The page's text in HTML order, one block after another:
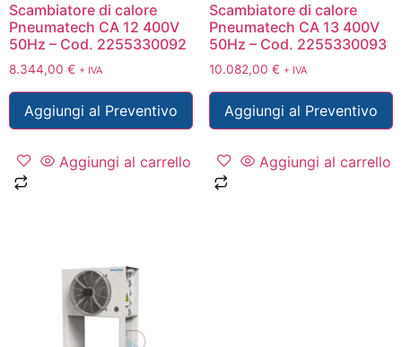
Scambiatore di calore
Pneumatech CA 12 400V
50Hz – Cod. 2255330092
8.344,00 € + IVA
Aggiungi al Preventivo
Aggiungi al carrello
Scambiatore di calore
Pneumatech CA 13 400V
50Hz – Cod. 2255330093
10.082,00 € + IVA
Aggiungi al Preventivo
Aggiungi al carrello